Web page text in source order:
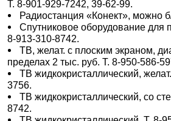
Т. 8-901-929-7242, 39-62-99.
Радиостанция «Конект», можно
Спутниковое оборудование для
8-913-310-8742.
ТВ, желат. с плоским экраном,
пределах 2 тыс. руб. Т. 8-950-586-
ТВ жидкокристаллический,
3756.
ТВ жидкокристаллический, со
8742.